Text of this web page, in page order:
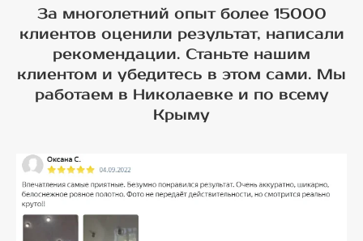
За многолетний опыт более 15000
клиентов оценили результат, написали
рекомендации. Станьте нашим
клиентом и убедитесь в этом сами. Мы
работаем в Николаевке и по всему
Крыму